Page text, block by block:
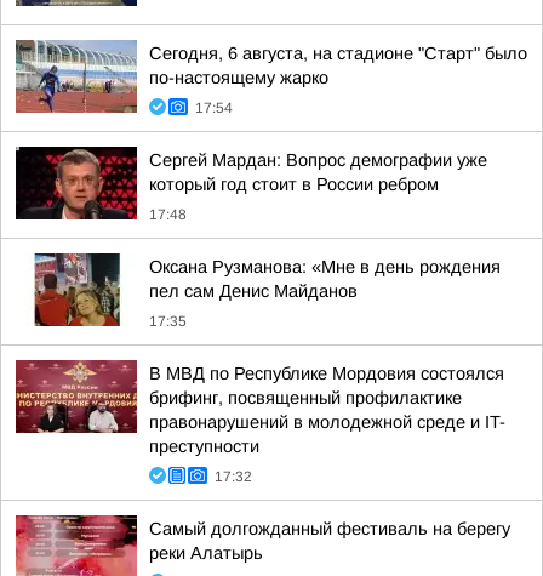
Сегодня, 6 августа, на стадионе "Старт" было
по-настоящему жарко
17:54
Сергей Мардан: Вопрос демографии уже
который год стоит в России ребром
17:48
Оксана Рузманова: «Мне в день рождения
пел сам Денис Майданов
17:35
В МВД по Республике Мордовия состоялся
брифинг, посвященный профилактике
правонарушений в молодежной среде и IT-
преступности
17:32
Самый долгожданный фестиваль на берегу
реки Алатырь